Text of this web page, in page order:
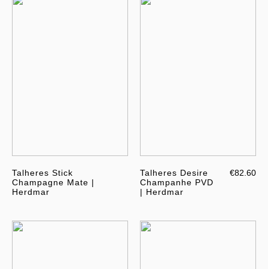
Talheres Stick
Champagne Mate |
Herdmar
Talheres Desire
Champanhe PVD
| Herdmar
€82.60